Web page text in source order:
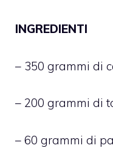
INGREDIENTI
– 350 grammi di
– 200 grammi di
– 60 grammi di